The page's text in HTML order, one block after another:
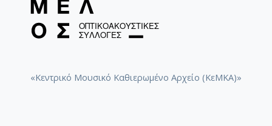
«Κεντρικό Μουσικό Καθιερωμένο Αρχείο (ΚεΜΚΑ)»